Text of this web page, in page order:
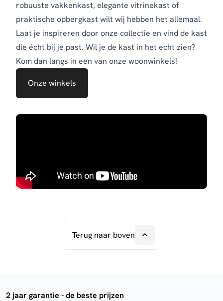
robuuste vakkenkast, elegante vitrinekast of
praktische opbergkast wilt wij hebben het allemaal.
Laat je inspireren door onze collectie en vind de kast
die écht bij je past. Wil je de kast in het echt zien?
Kom dan langs in een van onze woonwinkels!
Onze winkels
Terug naar boven
2 jaar garantie - de beste prijzen